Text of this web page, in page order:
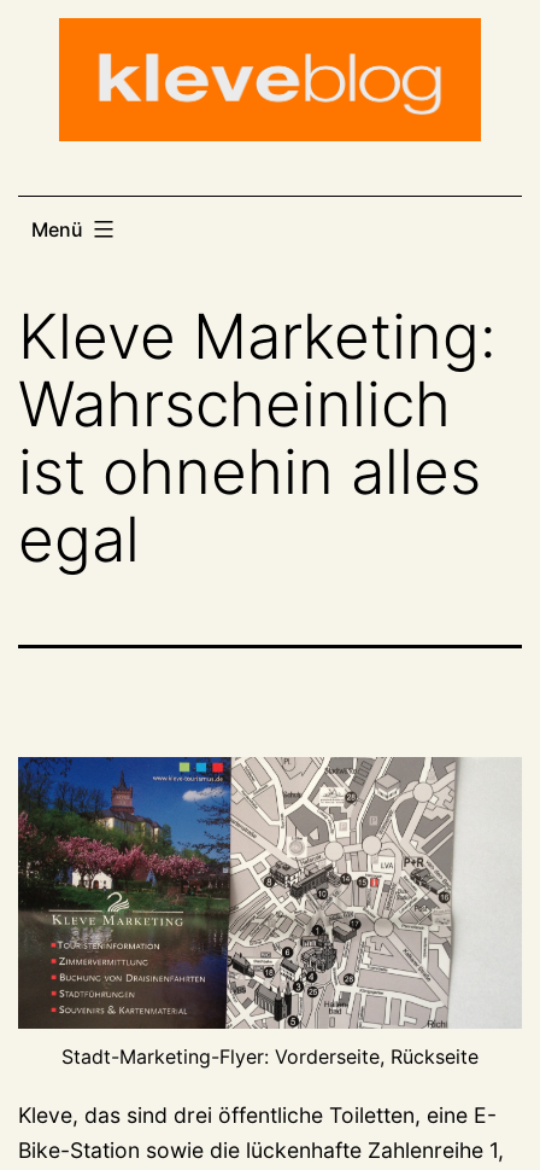
Menü
Kleve Marketing:
Wahrscheinlich
ist ohnehin alles
egal
Stadt-Marketing-Flyer: Vorderseite, Rückseite
Kleve, das sind drei öffentliche Toiletten, eine E-
Bike-Station sowie die lückenhafte Zahlenreihe 1,